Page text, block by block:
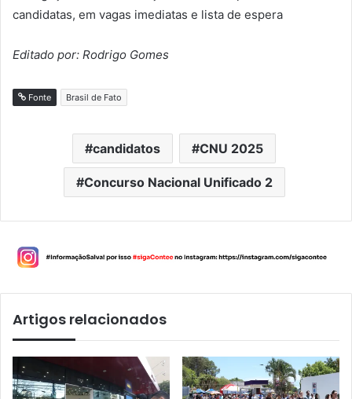
candidatas, em vagas imediatas e lista de espera
Editado por: Rodrigo Gomes
Fonte Brasil de Fato
candidatos CNU 2025
Concurso Nacional Unificado 2
Artigos relacionados